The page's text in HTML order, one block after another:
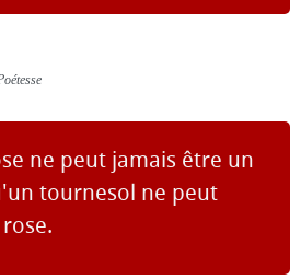
ne peut jamais être un
tournesol ne peut